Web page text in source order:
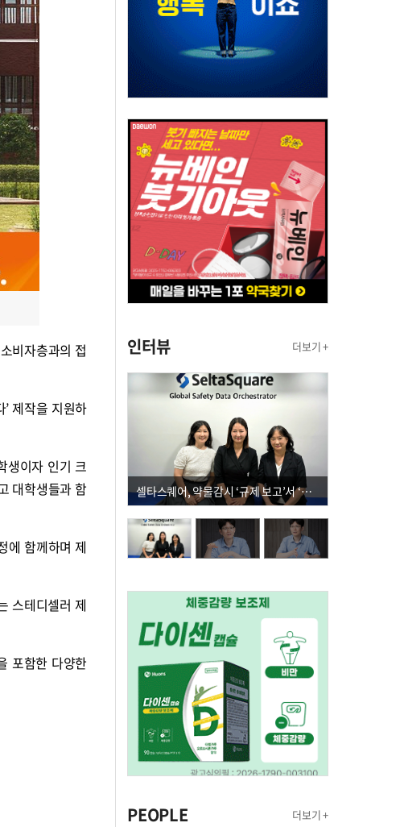
비자층과의 접
제작을 지원하
생이자 인기 크
대학생들과 함
에 함께하며 제
스테디셀러 제
포함한 다양한
인터뷰 더보기 +
셀타스퀘어, 약물감시 ‘규제 보고’서 ‘데이터 의사결정’으로 "PVX 전환 요구 커진다"
PEOPLE 더보기 +